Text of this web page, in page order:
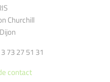
Churchill
73 27 51 31
contact